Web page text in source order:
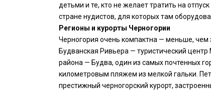
детьми и те, кто не желает тратить на
стране нудистов, для которых там
Регионы и курорты Черногории
Черногория очень компактна — меньше, чем
Будванская Ривьера — туристический
района — Будва, один из самых почтенных
километровым пляжем из мелкой гальки.
престижный черногорский курорт,